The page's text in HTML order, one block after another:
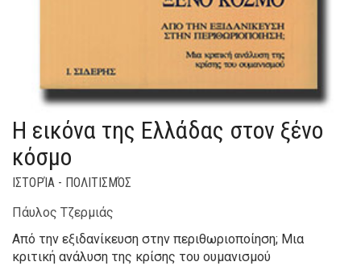
Η εικόνα της Ελλάδας στον ξένο
κόσμο
ΙΣΤΟΡΊΑ - ΠΟΛΙΤΙΣΜΌΣ
Πάυλος Τζερμιάς
Από την εξιδανίκευση στην περιθωριοποίηση; Μια
κριτική ανάλυση της κρίσης του ουμανισμού